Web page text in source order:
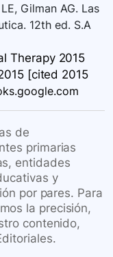
Gilman AG. Las
12th ed. S.A
Therapy 2015
[cited 2015
de
primarias
entidades
y
por pares. Para
la precisión,
contenido,